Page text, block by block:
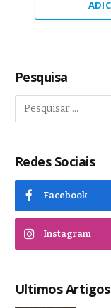
Pesquisa
Redes Sociais
Facebook
Instagram
Ultimos Artigos